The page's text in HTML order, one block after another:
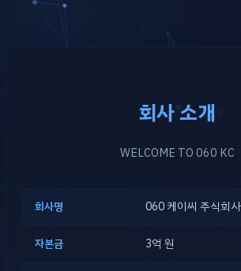
회사 소개
WELCOME TO 060 KC
회사명 060 케이씨 주식회사
자본금 3억 원